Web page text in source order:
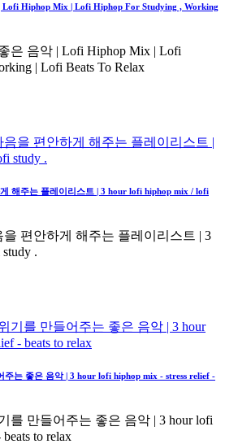
Lofi Hiphop Mix | Lofi Hiphop For Studying , Working
은 음악 | Lofi Hiphop Mix | Lofi
| Lofi Beats To Relax
해주는 플레이리스트 | 3 hour lofi hiphop mix / lofi
편안하게 해주는 플레이리스트 | 3
.
주는 좋은 음악 | 3 hour lofi hiphop mix - stress relief -
를 만들어주는 좋은 음악 | 3 hour lofi
to relax